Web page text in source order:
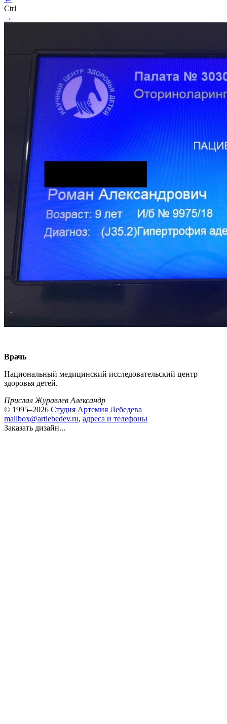
Ctrl
→
Врачь
Национальный медицинский исследовательский центр
здоровья детей.
Прислал Журавлев Александр
© 1995–2026 Студия Артемия Лебедева
mailbox@artlebedev.ru, адреса и телефоны
Заказать дизайн...